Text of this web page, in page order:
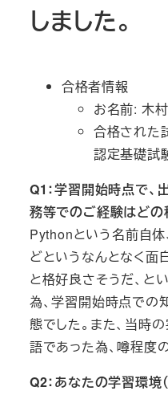
しました。
合格者情報
お名前: 木
合格された
認定基礎試
Q1：学習開始時点で
務等でのご経験はど
Pythonという名前自体
どというなんとなく面
と格好良さそうだ、と
為、学習開始時点での
態でした。また、当時
語であった為、噂程度
Q2：あなたの学習環境